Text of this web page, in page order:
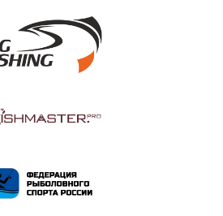
ПОДРОБНЕЕ
ПОДРОБНЕЕ
ПОДРОБНЕЕ